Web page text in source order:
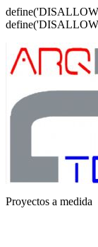
Proyectos a medida